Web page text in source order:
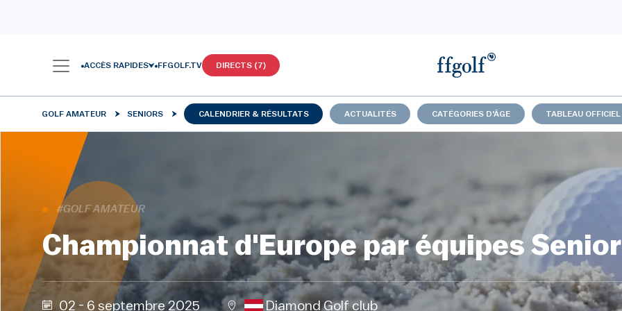
ACCÈS RAPIDES FFGOLF.TV DIRECTS (7)
GOLF AMATEUR SENIORS CALENDRIER & RÉSULTATS ACTUALITÉS CATÉGORIES D'ÂGE TABLEAU
#GOLF AMATEUR
Championnat d'Europe par équipes
02 - 6 septembre 2025 Diamond Golf club